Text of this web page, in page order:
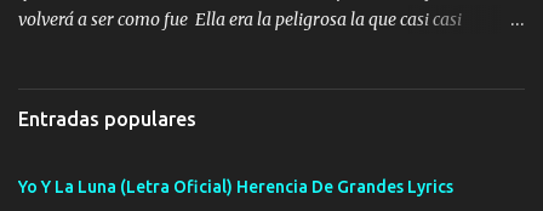
volverá a ser como fue Ella era la peligrosa la que casi casi
años solo pienso en ti mami no me crees se que no me crees
Música Amar me duele estoy rodeado de mujeres pero solo
pasión en la troca tus labios besándome yo quitándote la ropa no
Entradas populares
Yo Y La Luna (Letra Oficial) Herencia De Grandes Lyrics